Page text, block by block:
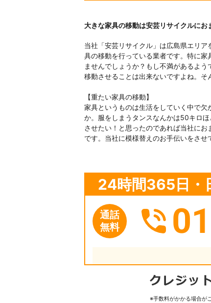
大きな家具の移動は安芸リサイクルにお
当社「安芸リサイクル」は広島県エリ
具の移動を行っている業者です。特に
ませんでしょうか？もし不満があるよ
移動させることは出来ないですよね。そ
【重たい家具の移動】
家具というものは生活をしていく中で
か。服をしまうタンスなんかは50キロ
させたい！と思ったのであれば当社に
です。当社に模様替えのお手伝いをさせ
24時間365日・
通話
無料
※手数料がかかる場合が